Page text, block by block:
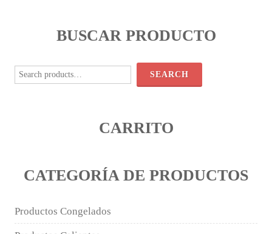
BUSCAR PRODUCTO
for:
SEARCH
CARRITO
CATEGORÍA DE PRODUCTOS
Productos Congelados